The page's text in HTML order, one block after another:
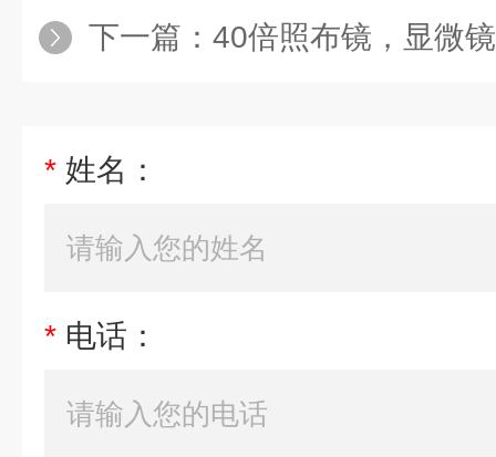
下一篇： 40倍照布镜，显微
* 姓名：
* 电话：